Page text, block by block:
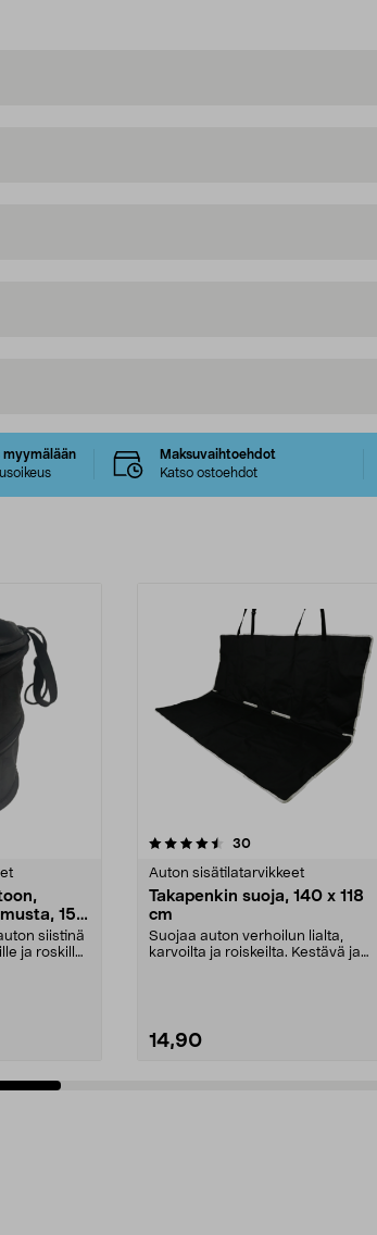
myymälään
Maksuvaihtoehdot
Katso ostoehdot
15 x
siistinä
ja roskille.
30arvostelut
Auton sisätilatarvikkeet
Takapenkin suoja, 140 x 118
cm
Suojaa auton verhoilun lialta,
karvoilta ja roiskeilta. Kestävä ja
14,90
4.5 viidestä